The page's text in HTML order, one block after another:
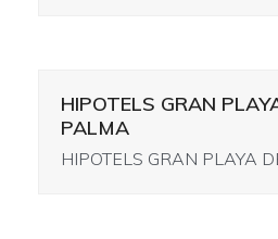
HIPOTELS GRAN
PALMA
HIPOTELS GRAN PLAYA